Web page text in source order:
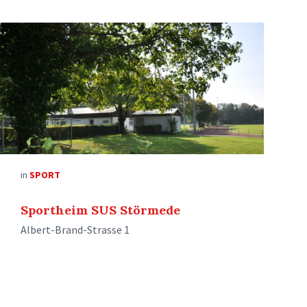
inSPORT
Sportheim SUS Störmede
Albert-Brand-Strasse 1